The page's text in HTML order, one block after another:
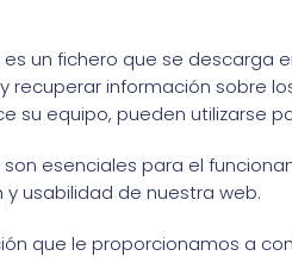
es un fichero que se descarga
recuperar información sobre
su equipo, pueden utilizarse
son esenciales para el
usabilidad de nuestra web.
que le proporcionamos a